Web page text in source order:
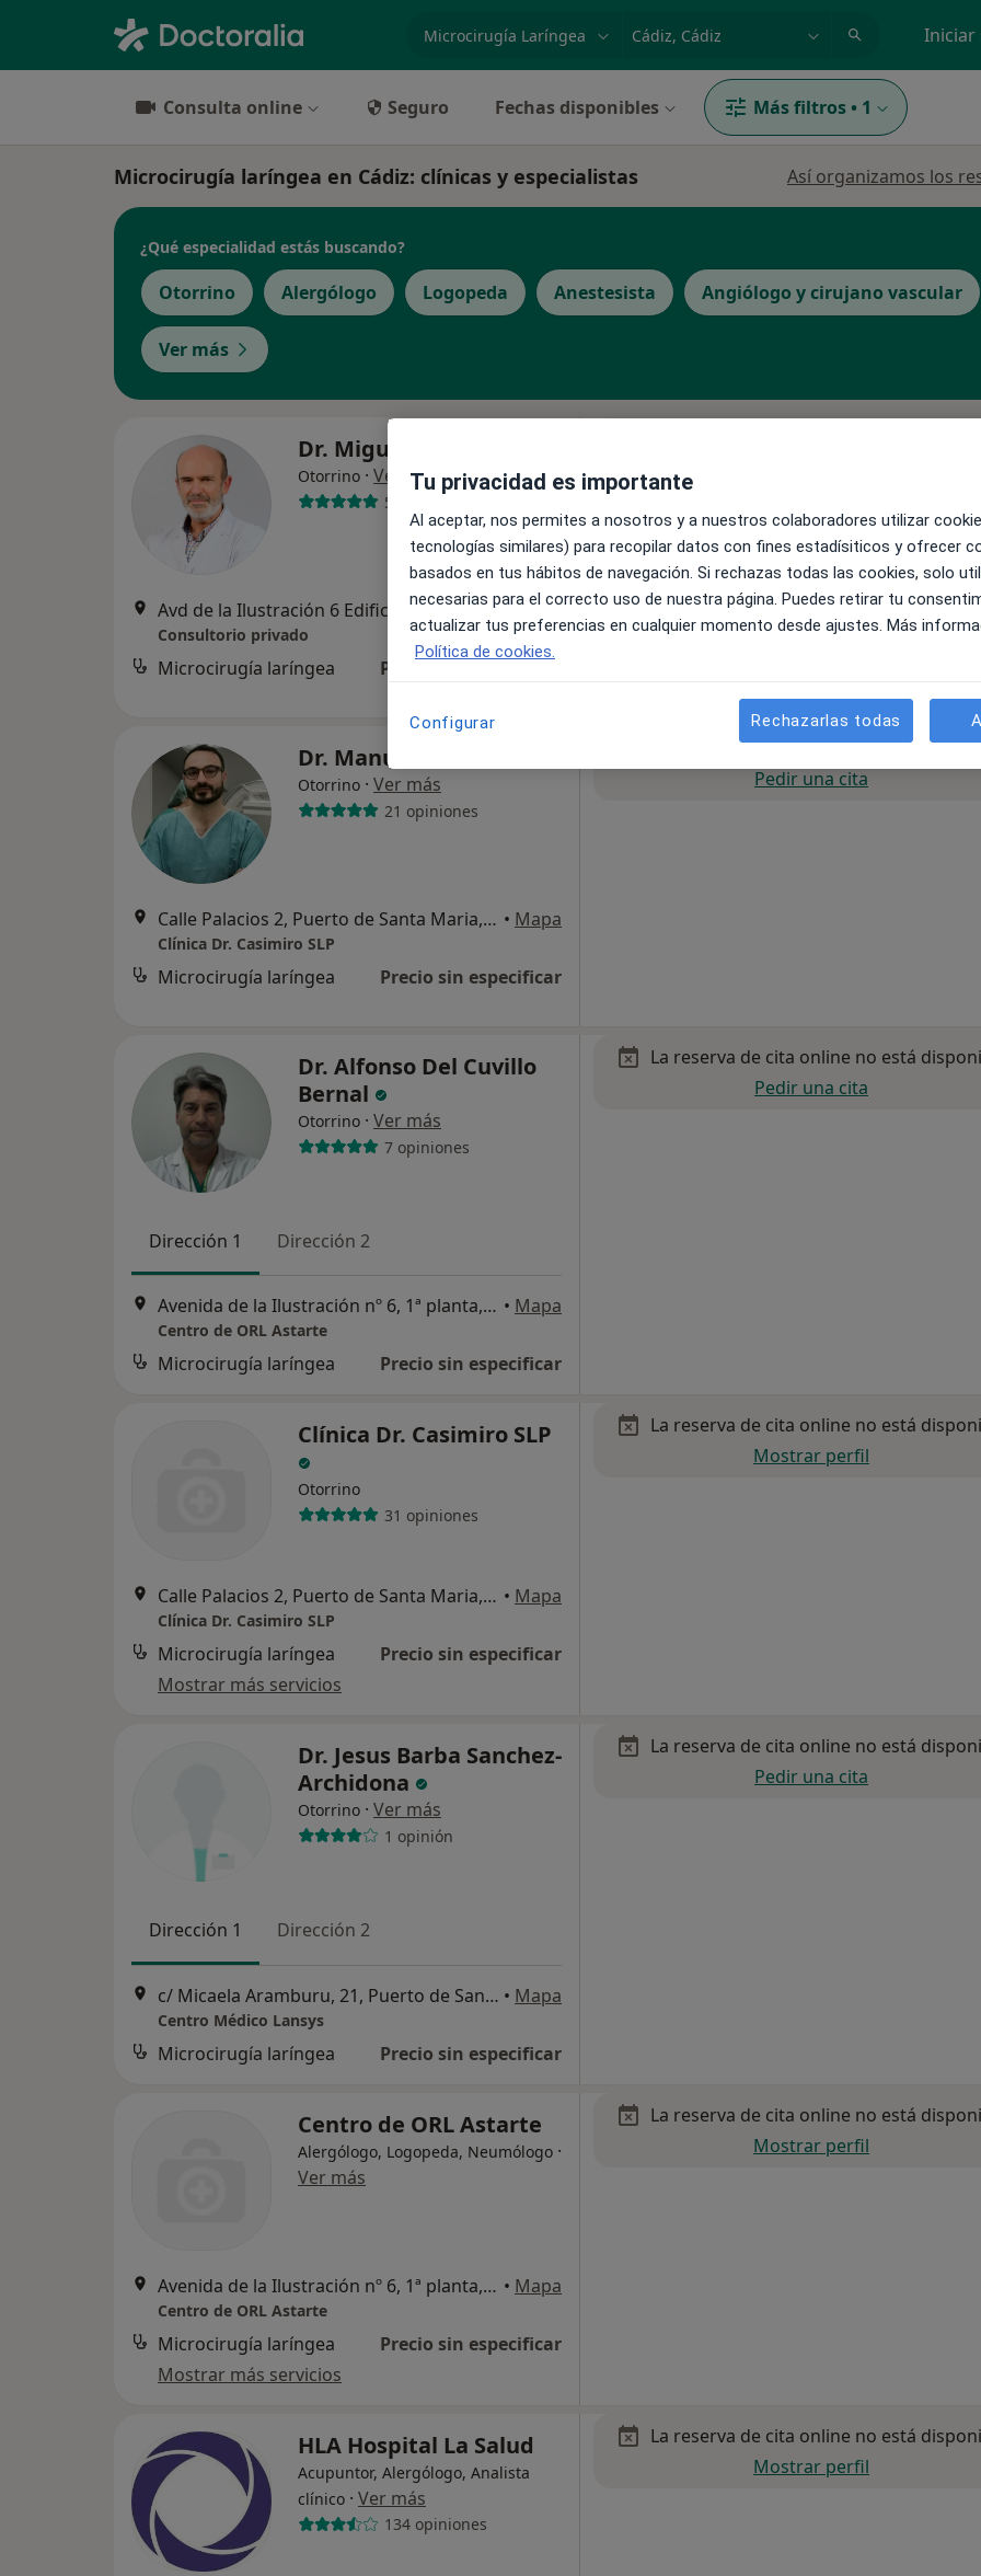
especialidad, enfermedad o nombre
p. ej. Madrid Iniciar
Consulta online Seguro Fechas disponibles Más filtros • 1
Microcirugía laríngea en Cádiz: clínicas y especialistas Así organizamos los
¿Qué especialidad estás buscando?
Otorrino Alergólogo Logopeda Anestesista Angiólogo y cirujano vascular
Ver más
Dr. Miguel García Teno
Otorrino · Ver más
5 opiniones
Avd de la Ilustración 6 Edificio Astarte, Cádiz • Mapa
Consultorio privado
Microcirugía laríngea Precio sin especificar
Ver direcciones con calendario online
Dr. Manuel Tucciarone
Otorrino · Ver más
21 opiniones
Calle Palacios 2, Puerto de Santa Maria, El • Mapa
Clínica Dr. Casimiro SLP
Microcirugía laríngea Precio sin especificar
La reserva de cita online no está
Pedir una cita
Dr. Alfonso Del Cuvillo
Bernal
Otorrino · Ver más
7 opiniones
Dirección 1 Dirección 2
Avenida de la Ilustración nº 6, 1ª planta, local 1., Cádiz • Mapa
Centro de ORL Astarte
Microcirugía laríngea Precio sin especificar
La reserva de cita online no está
Pedir una cita
Clínica Dr. Casimiro SLP
Otorrino
31 opiniones
Calle Palacios 2, Puerto de Santa Maria, El • Mapa
Clínica Dr. Casimiro SLP
Microcirugía laríngea
Precio sin especificar
Mostrar más servicios
La reserva de cita online no está
Mostrar perfil
Dr. Jesus Barba Sanchez-
Archidona
Otorrino · Ver más
1 opinión
Dirección 1 Dirección 2
c/ Micaela Aramburu, 21, Puerto de Santa Maria, El • Mapa
Centro Médico Lansys
Microcirugía laríngea Precio sin especificar
La reserva de cita online no está
Pedir una cita
Centro de ORL Astarte
Alergólogo, Logopeda, Neumólogo ·
Ver más
Avenida de la Ilustración nº 6, 1ª planta, local 1., Cádiz • Mapa
Centro de ORL Astarte
Microcirugía laríngea
Precio sin especificar
Mostrar más servicios
La reserva de cita online no está
Mostrar perfil
HLA Hospital La Salud
Acupuntor, Alergólogo, Analista
clínico · Ver más
134 opiniones
La reserva de cita online no está
Mostrar perfil
Tu privacidad es importante
Al aceptar, nos permites a nosotros y a nuestros colaboradores utilizar
tecnologías similares) para recopilar datos con fines estadísiticos y ofrecer
basados en tus hábitos de navegación. Si rechazas todas las cookies, solo
necesarias para el correcto uso de nuestra página. Puedes retirar tu
actualizar tus preferencias en cualquier momento desde ajustes. Más
Política de cookies.
Configurar Rechazarlas todas